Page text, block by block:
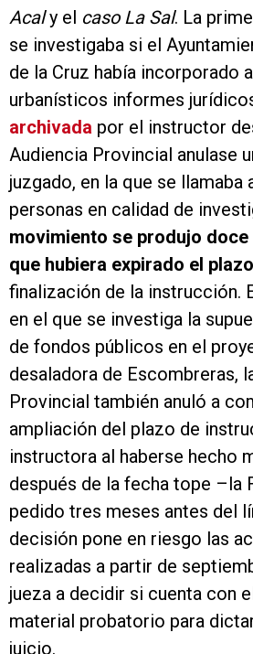
Acaly el caso La Sal. La
se investigaba si el
de la Cruz había incorporado
urbanísticos informes
archivada por el instructor
Audiencia Provincial anulase
juzgado, en la que se llamaba
personas en calidad de
movimiento se produjo
que hubiera expirado el plazo
finalización de la instrucción.
en el que se investiga la
de fondos públicos en el
desaladora de Escombreras,
Provincial también anuló a
ampliación del plazo de
instructora al haberse hecho
después de la fecha tope –la
pedido tres meses antes del
decisión pone en riesgo las
realizadas a partir de
jueza a decidir si cuenta con
material probatorio para
juicio.